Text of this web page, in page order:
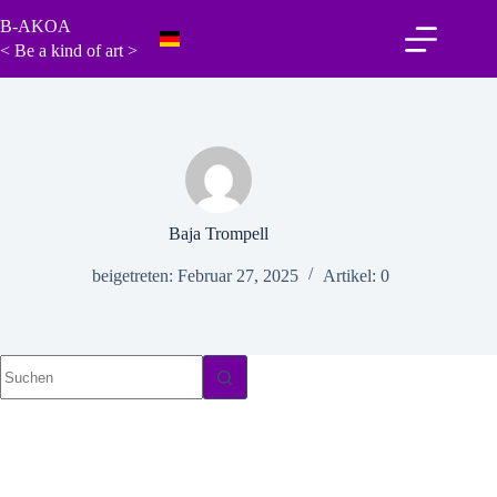
Inhalt
springen
B-AKOA
< Be a kind of art >
Baja Trompell
beigetreten: Februar 27, 2025 Artikel: 0
Ergebnisse